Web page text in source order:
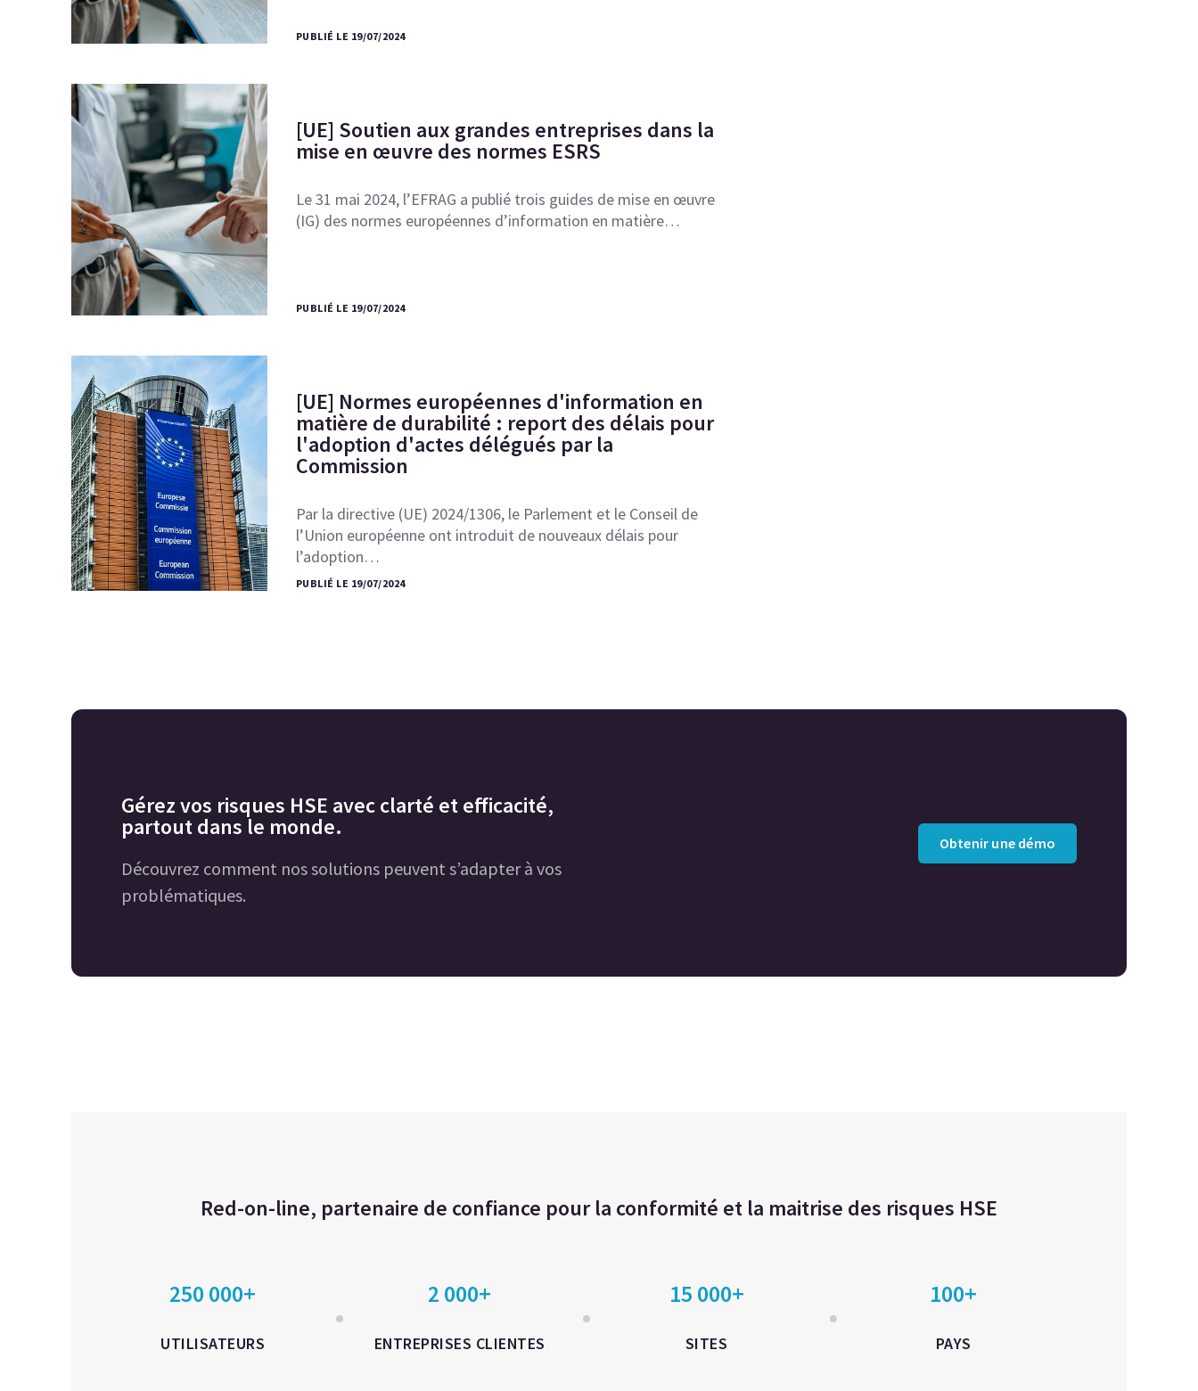
PUBLIÉ LE 19/07/2024
[UE] Soutien aux grandes entreprises dans la
mise en œuvre des normes ESRS
Le 31 mai 2024, l’EFRAG a publié trois guides de mise en œuvre
(IG) des normes européennes d’information en matière…
PUBLIÉ LE 19/07/2024
[UE] Normes européennes d'information en
matière de durabilité : report des délais pour
l'adoption d'actes délégués par la
Commission
Par la directive (UE) 2024/1306, le Parlement et le Conseil de
l’Union européenne ont introduit de nouveaux délais pour
l’adoption…
PUBLIÉ LE 19/07/2024
Gérez vos risques HSE avec clarté et efficacité,
partout dans le monde.
Découvrez comment nos solutions peuvent s’adapter à vos
problématiques.
Obtenir une démo
Red-on-line, partenaire de confiance pour la conformité et la maitrise des risques HSE
250 000+
UTILISATEURS
2 000+
ENTREPRISES CLIENTES
15 000+
SITES
100+
PAYS